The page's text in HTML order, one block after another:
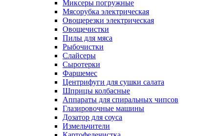
Миксеры погружные
Мясорубка электрическая
Овощерезки электрическая
Овощечистки
Пилы для мяса
Рыбочистки
Слайсеры
Сыротерки
Фаршемес
Центрифуги для сушки салата
Шприцы колбасные
Аппараты для спиральных чипсов
Глазировочные машины
Дозатор для соуса
Измельчители